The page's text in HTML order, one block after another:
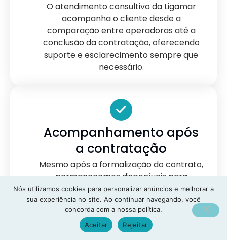
O atendimento consultivo da Ligamar
acompanha o cliente desde a
comparação entre operadoras até a
conclusão da contratação, oferecendo
suporte e esclarecimento sempre que
necessário.
Acompanhamento após
a contratação
Mesmo após a formalização do contrato,
permanecemos disponíveis para
esclarecer dúvidas, orientar sobre a
utilização do plano e auxiliar em situações
relacionadas ao benefício contratado.
Nós utilizamos cookies para personalizar anúncios e melhorar a
sua experiência no site. Ao continuar navegando, você
concorda com a nossa política.
Aceitar
Rejeitar